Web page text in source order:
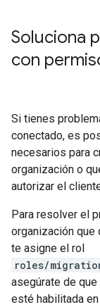
Soluciona
con
Si tienes
conectado, es
necesarios para
organización o
autorizar el
Para resolver el
organización que
te asigne el rol
roles/
asegúrate de que
esté habilitada